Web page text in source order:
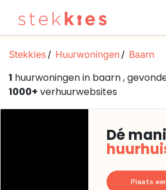
Stekkies Huurwoningen Baarn
1 huurwoningen in baarn ,
1000+ verhuurwebsites
Dé
Plaats